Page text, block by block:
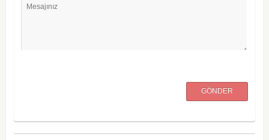
Mesajınız
GÖNDER